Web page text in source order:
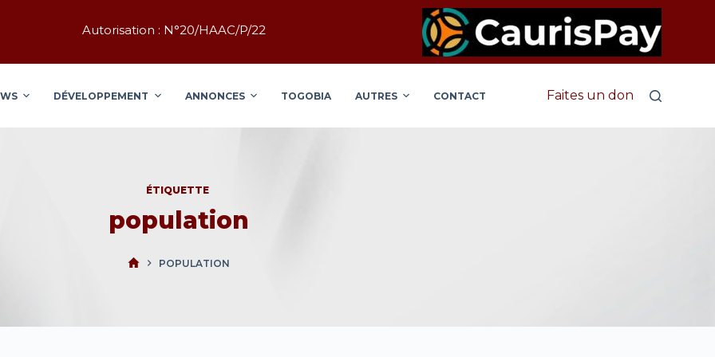
Autorisation : N°20/HAAC/P/22
DÉVELOPPEMENT ANNONCES TOGOBIA AUTRES CONTACT Faites un don
ÉTIQUETTE
population
POPULATION